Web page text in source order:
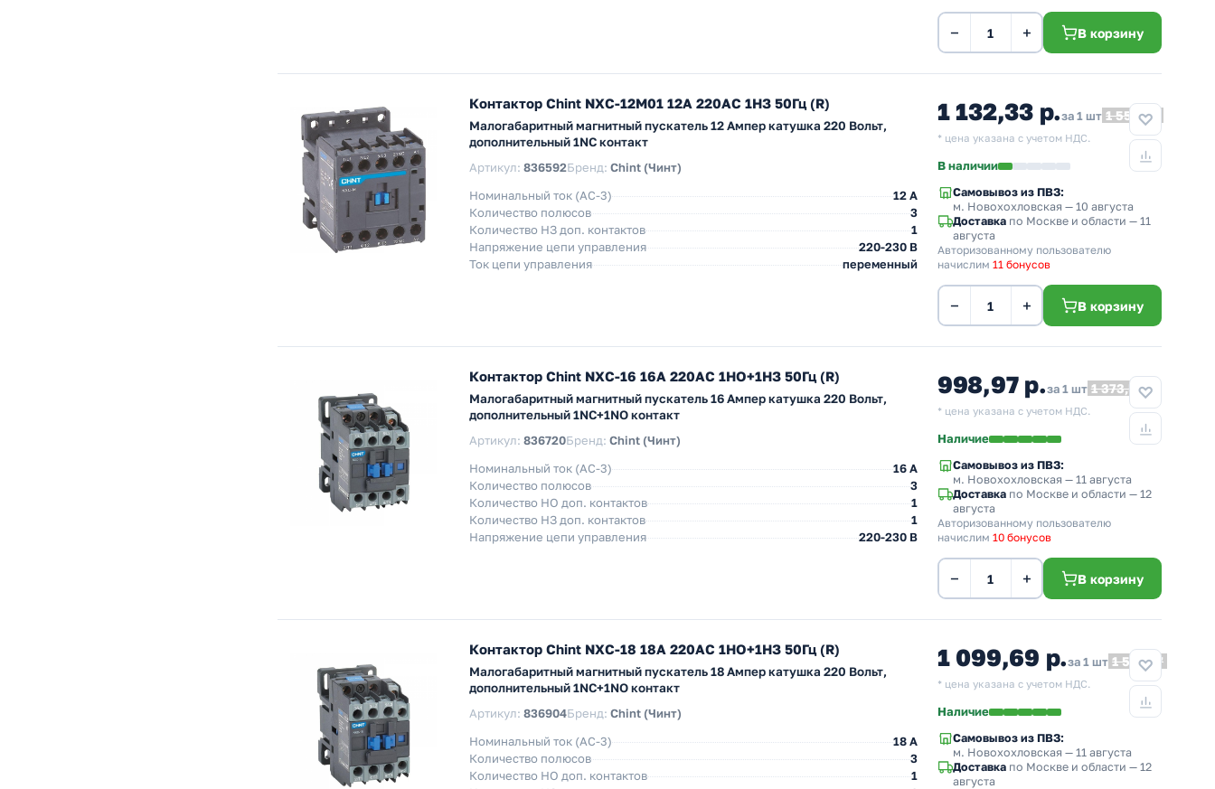
− + В корзину
Контактор Chint NXC-12M01 12A 220АС 1НЗ 50Гц (R)
Малогабаритный магнитный пускатель 12 Ампер катушка 220 Вольт,
дополнительный 1NC контакт
Артикул: 836592Бренд: Chint (Чинт)
Номинальный ток (АС-3)
12 A
Количество полюсов
3
Количество НЗ доп. контактов
1
Напряжение цепи управления
220-230 В
Ток цепи управления
переменный
1 132,33 р.за 1 шт 1 556,95
* цена указана с учетом НДС.
В наличии
Самовывоз из ПВЗ:
м. Новохохловская — 10 августа
Доставка по Москве и области — 11
августа
Авторизованному пользователю
начислим 11 бонусов
− + В корзину
Контактор Chint NXC-16 16А 220АС 1НО+1НЗ 50Гц (R)
Малогабаритный магнитный пускатель 16 Ампер катушка 220 Вольт,
дополнительный 1NC+1NO контакт
Артикул: 836720Бренд: Chint (Чинт)
Номинальный ток (АС-3)
16 A
Количество полюсов
3
Количество НO доп. контактов
1
Количество НЗ доп. контактов
1
Напряжение цепи управления
220-230 В
998,97 р.за 1 шт 1 373,58
* цена указана с учетом НДС.
Наличие
Самовывоз из ПВЗ:
м. Новохохловская — 11 августа
Доставка по Москве и области — 12
августа
Авторизованному пользователю
начислим 10 бонусов
− + В корзину
Контактор Chint NXC-18 18А 220АС 1НО+1НЗ 50Гц (R)
Малогабаритный магнитный пускатель 18 Ампер катушка 220 Вольт,
дополнительный 1NC+1NO контакт
Артикул: 836904Бренд: Chint (Чинт)
Номинальный ток (АС-3)
18 A
Количество полюсов
3
Количество НO доп. контактов
1
1 099,69 р.за 1 шт 1 512,07
* цена указана с учетом НДС.
Наличие
Самовывоз из ПВЗ:
м. Новохохловская — 11 августа
Доставка по Москве и области — 12
августа